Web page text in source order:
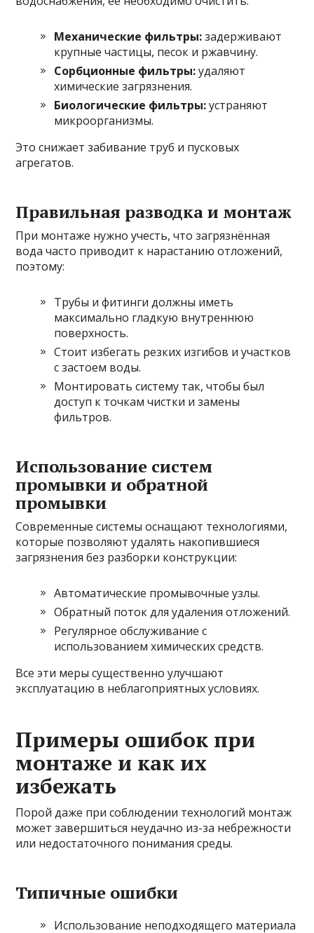
Механические фильтры:задерживают
крупные частицы, песок и ржавчину.
Сорбционные фильтры:удаляют
химические загрязнения.
Биологические фильтры:устраняют
микроорганизмы.
Это снижает забивание труб и пусковых
агрегатов.
Правильная разводка и монтаж
При монтаже нужно учесть, что загрязнённая
вода часто приводит к нарастанию отложений,
поэтому:
Трубы и фитинги должны иметь
максимально гладкую внутреннюю
поверхность.
Стоит избегать резких изгибов и участков
с застоем воды.
Монтировать систему так, чтобы был
доступ к точкам чистки и замены
фильтров.
Использование систем
промывки и обратной
промывки
Современные системы оснащают технологиями,
которые позволяют удалять накопившиеся
загрязнения без разборки конструкции:
Автоматические промывочные узлы.
Обратный поток для удаления отложений.
Регулярное обслуживание с
использованием химических средств.
Все эти меры существенно улучшают
эксплуатацию в неблагоприятных условиях.
Примеры ошибок при
монтаже и как их
избежать
Порой даже при соблюдении технологий монтаж
может завершиться неудачно из-за небрежности
или недостаточного понимания среды.
Типичные ошибки
Использование неподходящего материала